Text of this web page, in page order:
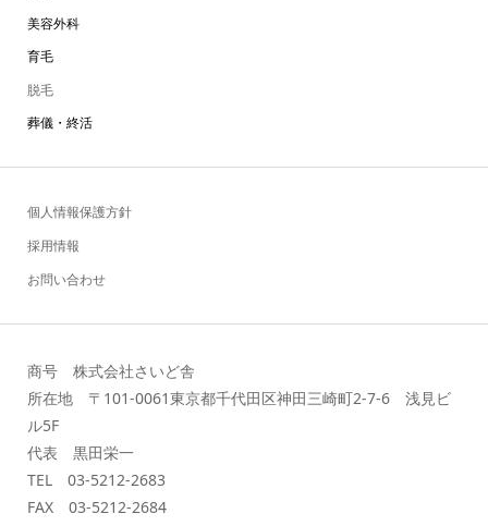
美容外科
育毛
脱毛
葬儀・終活
個人情報保護方針
採用情報
お問い合わせ
商号 株式会社さいど舎
所在地 〒101-0061東京都千代田区神田三崎町2-7-6 浅見ビ
ル5F
代表 黒田栄一
TEL 03-5212-2683
FAX 03-5212-2684